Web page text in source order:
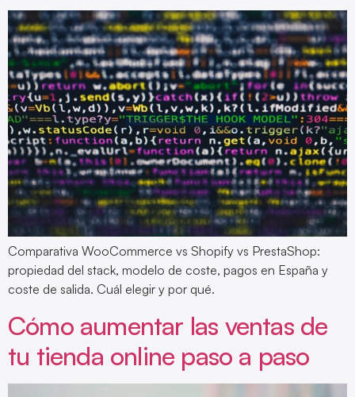
Comparativa WooCommerce vs Shopify vs PrestaShop:
propiedad del stack, modelo de coste, pagos en España y
coste de salida. Cuál elegir y por qué.
Cómo aumentar las ventas de
tu tienda online paso a paso